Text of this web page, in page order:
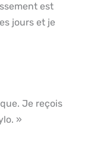
est
jours et je
Je reçois
»